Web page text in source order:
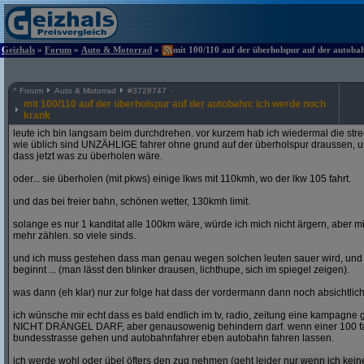
Geizhals » Forum » Auto & Motorrad » mit 100/110 auf der überholspur auf der
^ Forum Auto & Motorrad #3728747
mit 100/110 auf der überholspur auf der autobahn: ich werde noch
krank
leute ich bin langsam beim durchdrehen. vor kurzem hab ich wiedermal die
wie üblich sind UNZÄHLIGE fahrer ohne grund auf der überholspur draussen,
dass jetzt was zu überholen wäre.
oder... sie überholen (mit pkws) einige lkws mit 110kmh, wo der lkw 105 fahrt.
und das bei freier bahn, schönen wetter, 130kmh limit.
solange es nur 1 kanditat alle 100km wäre, würde ich mich nicht ärgern, aber
mehr zählen. so viele sinds.
und ich muss gestehen dass man genau wegen solchen leuten sauer wird,
beginnt ... (man lässt den blinker drausen, lichthupe, sich im spiegel zeigen).
was dann (eh klar) nur zur folge hat dass der vordermann dann noch
ich wünsche mir echt dass es bald endlich im tv, radio, zeitung eine kampagne
NICHT DRÄNGEL DARF, aber genausowenig behindern darf. wenn einer 100
bundesstrasse gehen und autobahnfahrer eben autobahn fahren lassen.
ich werde wohl oder übel öfters den zug nehmen (geht leider nur wenn ich